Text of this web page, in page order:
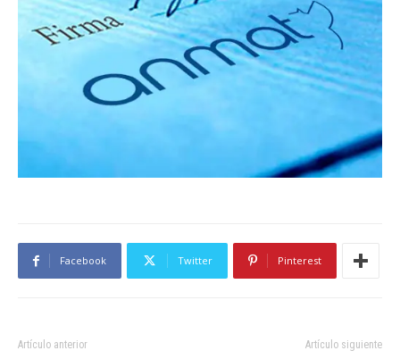
Facebook Twitter Pinterest
Artículo anterior Artículo siguiente